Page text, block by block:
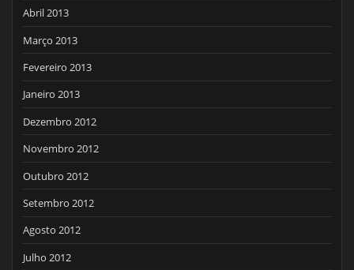
Abril 2013
Março 2013
Fevereiro 2013
Janeiro 2013
Dezembro 2012
Novembro 2012
Outubro 2012
Setembro 2012
Agosto 2012
Julho 2012